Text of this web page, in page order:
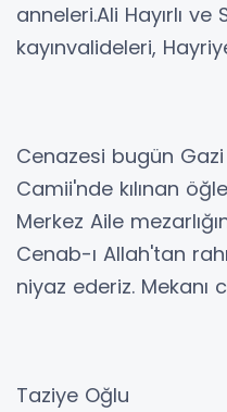
anneleri.Ali Hayırlı
kayınvalideleri,
Cenazesi bugün
Camii'nde kılınan
Merkez Aile
Cenab-ı Allah'tan
niyaz ederiz. Mekanı
Taziye Oğlu